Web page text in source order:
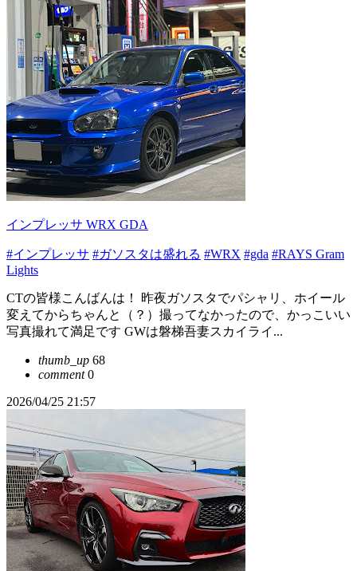
インプレッサ WRX GDA
#インプレッサ #ガソスタは盛れる #WRX #gda #RAYS Gram
Lights
CTの皆様こんばんは！ 昨夜ガソスタでパシャリ、ホイール
変えてからちゃんと（？）撮ってなかったので、かっこいい
写真撮れて満足です GWは磐梯吾妻スカイライ...
thumb_up 68
comment0
2026/04/25 21:57